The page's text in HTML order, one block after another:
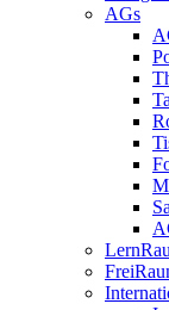
AGs